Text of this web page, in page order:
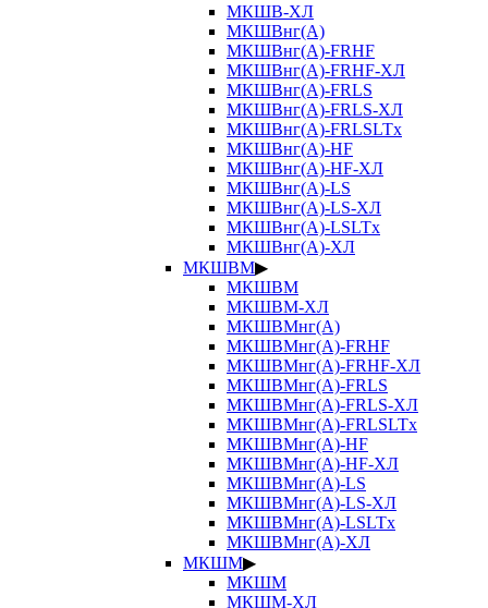
МКШВ-ХЛ
МКШВнг(А)
МКШВнг(А)-FRHF
МКШВнг(А)-FRHF-ХЛ
МКШВнг(А)-FRLS
МКШВнг(А)-FRLS-ХЛ
МКШВнг(А)-FRLSLTx
МКШВнг(А)-HF
МКШВнг(А)-HF-ХЛ
МКШВнг(А)-LS
МКШВнг(А)-LS-ХЛ
МКШВнг(А)-LSLTx
МКШВнг(А)-ХЛ
МКШВМ▶
МКШВМ
МКШВМ-ХЛ
МКШВМнг(А)
МКШВМнг(А)-FRHF
МКШВМнг(А)-FRHF-ХЛ
МКШВМнг(А)-FRLS
МКШВМнг(А)-FRLS-ХЛ
МКШВМнг(А)-FRLSLTx
МКШВМнг(А)-HF
МКШВМнг(А)-HF-ХЛ
МКШВМнг(А)-LS
МКШВМнг(А)-LS-ХЛ
МКШВМнг(А)-LSLTx
МКШВМнг(А)-ХЛ
МКШМ▶
МКШМ
МКШМ-ХЛ